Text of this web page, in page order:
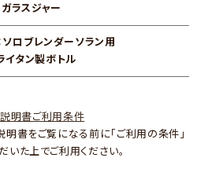
ガラスジャー
ソロブレンダーソラン用
イタン製ボトル
明書ご利用条件
明書をご覧になる前に「ご利用の条件」
いた上でご利用ください。